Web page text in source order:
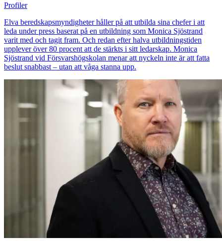
Profiler
Elva beredskapsmyndigheter håller på att utbilda sina chefer i att
leda under press baserat på en utbildning som Monica Sjöstrand
varit med och tagit fram. Och redan efter halva utbildningstiden
upplever över 80 procent att de stärkts i sitt ledarskap. Monica
Sjöstrand vid Försvarshögskolan menar att nyckeln inte är att fatta
beslut snabbast – utan att våga stanna upp.